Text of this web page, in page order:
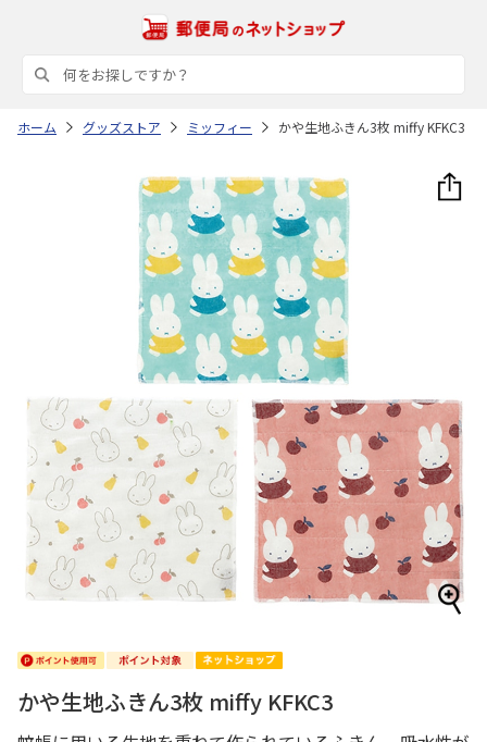
ホーム グッズストア ミッフィー かや生地ふきん3枚 miffy KFKC3
かや生地ふきん3枚 miffy KFKC3